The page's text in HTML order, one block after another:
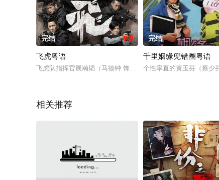
完结 8.0
飞虎粤语
飞虎队指挥官展瀚韬（马德钟 饰）有“魔鬼教练”之称，他对
完结
千里姻缘兜错圈粤语
个性率直的黄玉芬（蔡少
相关推荐